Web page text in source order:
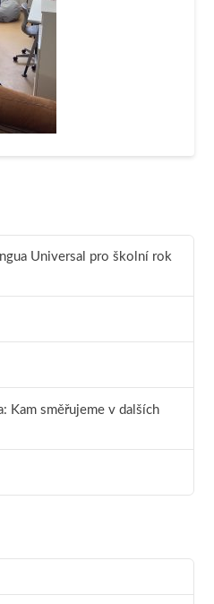
Universal pro školní rok
Kam směřujeme v dalších